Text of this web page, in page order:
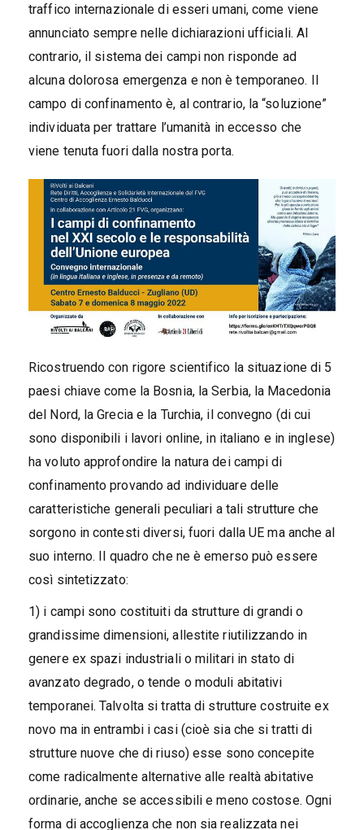
traffico internazionale di esseri umani, come viene
annunciato sempre nelle dichiarazioni ufficiali. Al
contrario, il sistema dei campi non risponde ad
alcuna dolorosa emergenza e non è temporaneo. Il
campo di confinamento è, al contrario, la “soluzione”
individuata per trattare l’umanità in eccesso che
viene tenuta fuori dalla nostra porta.
Ricostruendo con rigore scientifico la situazione di 5
paesi chiave come la Bosnia, la Serbia, la Macedonia
del Nord, la Grecia e la Turchia, il convegno (di cui
sono disponibili i lavori online, in italiano e in inglese)
ha voluto approfondire la natura dei campi di
confinamento provando ad individuare delle
caratteristiche generali peculiari a tali strutture che
sorgono in contesti diversi, fuori dalla UE ma anche al
suo interno. Il quadro che ne è emerso può essere
così sintetizzato:
1) i campi sono costituiti da strutture di grandi o
grandissime dimensioni, allestite riutilizzando in
genere ex spazi industriali o militari in stato di
avanzato degrado, o tende o moduli abitativi
temporanei. Talvolta si tratta di strutture costruite ex
novo ma in entrambi i casi (cioè sia che si tratti di
strutture nuove che di riuso) esse sono concepite
come radicalmente alternative alle realtà abitative
ordinarie, anche se accessibili e meno costose. Ogni
forma di accoglienza che non sia realizzata nei